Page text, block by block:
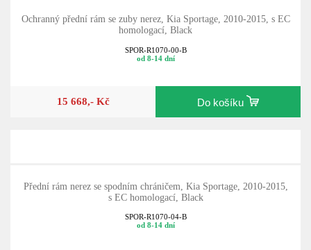
Ochranný přední rám se zuby nerez, Kia Sportage, 2010-2015, s EC
homologací, Black
SPOR-R1070-00-B
od 8-14 dní
15 668,- Kč Do košíku
Přední rám nerez se spodním chráničem, Kia Sportage, 2010-2015,
s EC homologací, Black
SPOR-R1070-04-B
od 8-14 dní